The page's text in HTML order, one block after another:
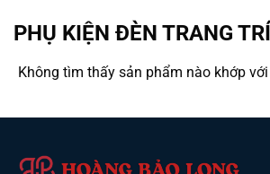
PHỤ KIỆN ĐÈN TRANG TRÍ
Không tìm thấy sản phẩm nào khớp